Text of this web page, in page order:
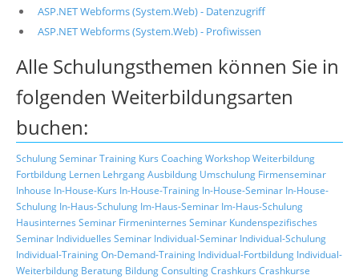
ASP.NET Webforms (System.Web) - Datenzugriff
ASP.NET Webforms (System.Web) - Profiwissen
Alle Schulungsthemen können Sie in
folgenden Weiterbildungsarten
buchen:
SchulungSeminarTraining Kurs CoachingWorkshopWeiterbildung
Fortbildung Lernen LehrgangAusbildung Umschulung Firmenseminar
Inhouse In-House-Kurs In-House-Training In-House-Seminar In-House-
Schulung In-Haus-Schulung Im-Haus-Seminar Im-Haus-Schulung
Hausinternes Seminar Firmeninternes Seminar Kundenspezifisches
Seminar Individuelles Seminar Individual-Seminar Individual-Schulung
Individual-TrainingOn-Demand-Training Individual-Fortbildung Individual-
Weiterbildung Beratung BildungConsultingCrashkurs Crashkurse